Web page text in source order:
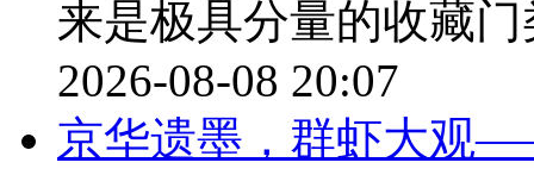
来是极具分量的收藏
2026-08-08 20:07
京华遗墨，群虾大观